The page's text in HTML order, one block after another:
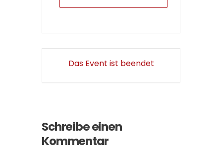
Das Event ist beendet
Schreibe einen
Kommentar